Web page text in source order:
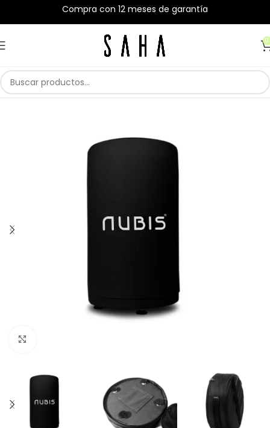
Compra con 12 meses de garantía
0